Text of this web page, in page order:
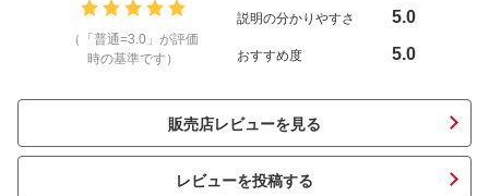
（「普通=3.0」が評価
時の基準です）
説明の分かりやすさ 5.0
おすすめ度 5.0
販売店レビューを見る
レビューを投稿する